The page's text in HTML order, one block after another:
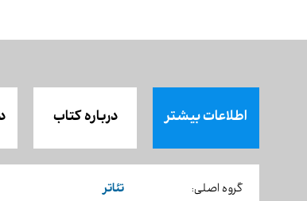
اطلاعات بیشتر درباره کتاب
گروه اصلی: تئاتر